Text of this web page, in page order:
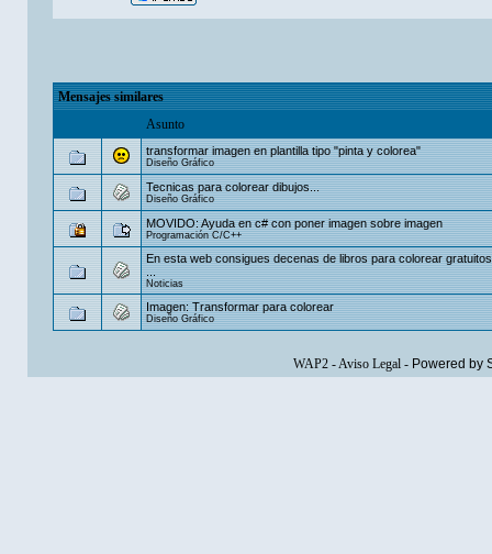
Mensajes similares
Asunto
transformar imagen en plantilla tipo "pinta y colorea"
Diseño Gráfico
Tecnicas para colorear dibujos...
Diseño Gráfico
MOVIDO: Ayuda en c# con poner imagen sobre imagen
Programación C/C++
En esta web consigues decenas de libros para colorear
...
Noticias
Imagen: Transformar para colorear
Diseño Gráfico
WAP2-Aviso Legal- Powered by